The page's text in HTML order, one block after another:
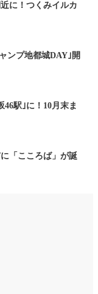
に！つくみイルカ
ンプ地都城DAY｣開
46駅｣に！10月末ま
「こころば」が誕